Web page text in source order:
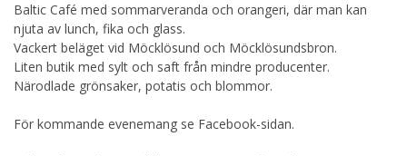
Baltic Café med sommarveranda och orangeri, där man kan
njuta av lunch, fika och glass.
Vackert beläget vid Möcklösund och Möcklösundsbron.
Liten butik med sylt och saft från mindre producenter.
Närodlade grönsaker, potatis och blommor.
För kommande evenemang se Facebook-sidan.